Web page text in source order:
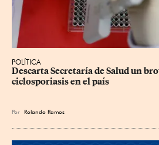
POLÍTICA
Descarta Secretaría de Salud un
ciclosporiasis en el país
Por Rolando Ramos